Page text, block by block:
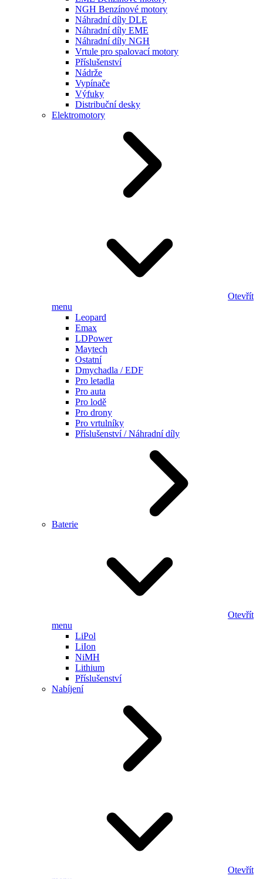
NGH Benzínové motory
Náhradní díly DLE
Náhradní díly EME
Náhradní díly NGH
Vrtule pro spalovací motory
Příslušenství
Nádrže
Vypínače
Výfuky
Distribuční desky
Elektromotory
Otevřít
menu
Leopard
Emax
LDPower
Maytech
Ostatní
Dmychadla / EDF
Pro letadla
Pro auta
Pro lodě
Pro drony
Pro vrtulníky
Příslušenství / Náhradní díly
Baterie
Otevřít
menu
LiPol
LiIon
NiMH
Lithium
Příslušenství
Nabíjení
Otevřít